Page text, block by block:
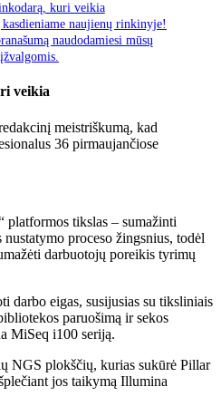
kuri veikia
naujienų rinkinyje!
naudodamiesi mūsų
veikia
meistriškumą, kad
36 pirmaujančiose
tikslas – sumažinti
proceso žingsnius, todėl
darbuotojų poreikis tyrimų
darbo eigas, susijusias su tiksliniais
paruošimą ir sekos
MiSeq i100 seriją.
NGS plokščių, kurias sukūrė Pillar
jos taikymą Illumina